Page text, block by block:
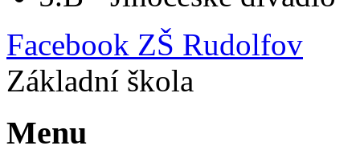
Facebook ZŠ Rudolfov
Základní škola
Menu